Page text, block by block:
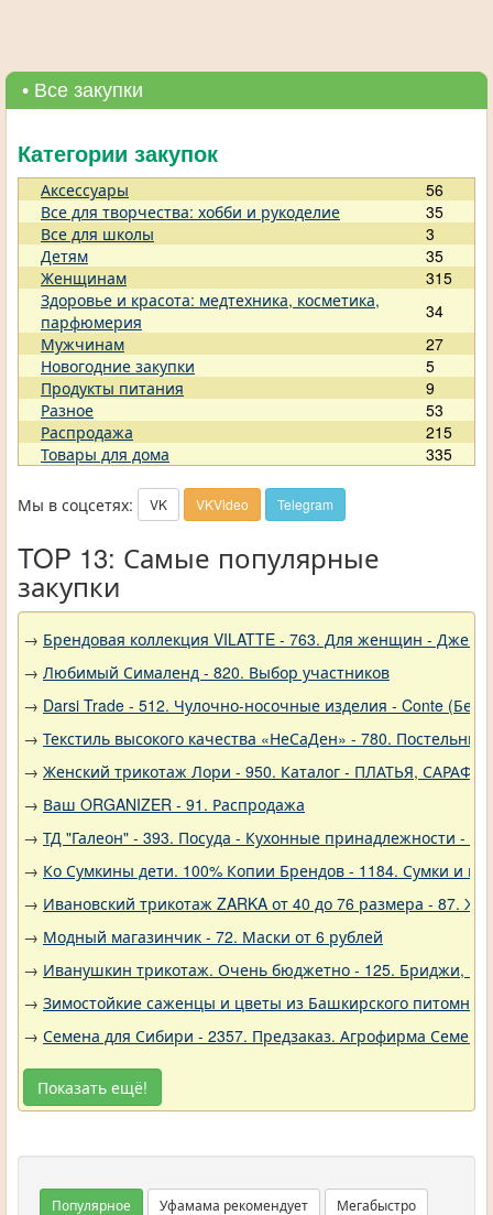
• Все закупки
Категории закупок
Аксессуары
56
Все для творчества: хобби и рукоделие
35
Все для школы
3
Детям
35
Женщинам
315
Здоровье и красота: медтехника, косметика,
парфюмерия
34
Мужчинам
27
Новогодние закупки
5
Продукты питания
9
Разное
53
Распродажа
215
Товары для дома
335
Мы в соцсетях: VK VKVideo Telegram
TOP 13: Самые популярные
закупки
→ Брендовая коллекция VILATTE - 763. Для женщин -
→ Любимый Сималенд - 820. Выбор участников
→ Darsi Trade - 512. Чулочно-носочные изделия - Conte
→ Текстиль высокого качества «НеСаДен» - 780.
→ Женский трикотаж Лори - 950. Каталог - ПЛАТЬЯ,
→ Ваш ORGANIZER - 91. Распродажа
→ ТД "Галеон" - 393. Посуда - Кухонные принадлежности -
→ Ко Сумкины дети. 100% Копии Брендов - 1184. Сумки и
→ Ивановский трикотаж ZARKA от 40 до 76 размера - 87.
→ Модный магазинчик - 72. Маски от 6 рублей
→ Иванушкин трикотаж. Очень бюджетно - 125. Бриджи,
→ Зимостойкие саженцы и цветы из Башкирского
→ Семена для Сибири - 2357. Предзаказ. Агрофирма
Показать ещё!
Популярное Уфамама рекомендует Мегабыстро